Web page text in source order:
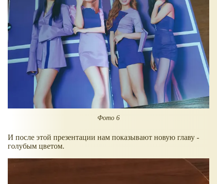
Фото 6
И после этой презентации нам показывают новую главу -
голубым цветом.